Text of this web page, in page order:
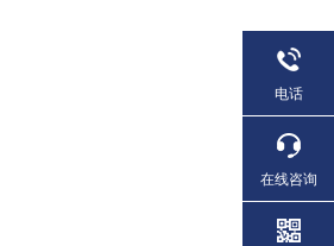
电话
在线咨询